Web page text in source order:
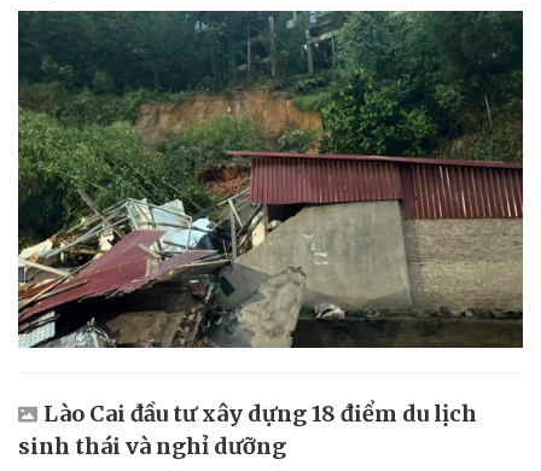
Lào Cai đầu tư xây dựng 18 điểm du lịch
sinh thái và nghỉ dưỡng